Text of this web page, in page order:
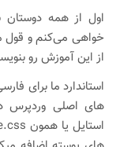
اول از همه
خواهی می‌کنم و قول
از این آموزش رو
استاندارد ما برای
های اصلی وردپرس